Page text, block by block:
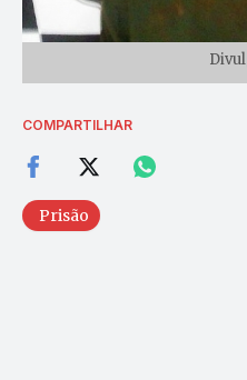
COMPARTILHAR
Prisão